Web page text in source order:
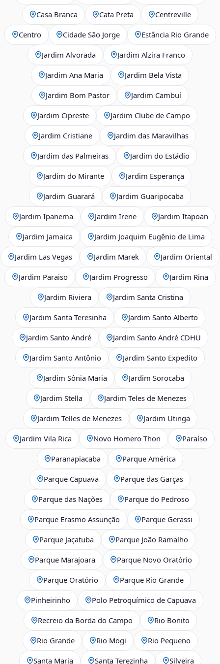
Casa Branca Cata Preta Centreville
Centro Cidade São Jorge Estância Rio Grande
Jardim Alvorada Jardim Alzira Franco
Jardim Ana Maria Jardim Bela Vista
Jardim Bom Pastor Jardim Cambuí
Jardim Cipreste Jardim Clube de Campo
Jardim Cristiane Jardim das Maravilhas
Jardim das Palmeiras Jardim do Estádio
Jardim do Mirante Jardim Esperança
Jardim Guarará Jardim Guaripocaba
Jardim Ipanema Jardim Irene Jardim Itapoan
Jardim Jamaica Jardim Joaquim Eugênio de Lima
Jardim Las Vegas Jardim Marek Jardim Oriental
Jardim Paraiso Jardim Progresso Jardim Rina
Jardim Riviera Jardim Santa Cristina
Jardim Santa Teresinha Jardim Santo Alberto
Jardim Santo André Jardim Santo André CDHU
Jardim Santo Antônio Jardim Santo Expedito
Jardim Sônia Maria Jardim Sorocaba
Jardim Stella Jardim Teles de Menezes
Jardim Telles de Menezes Jardim Utinga
Jardim Vila Rica Novo Homero Thon Paraíso
Paranapiacaba Parque América
Parque Capuava Parque das Garças
Parque das Nações Parque do Pedroso
Parque Erasmo Assunção Parque Gerassi
Parque Jaçatuba Parque João Ramalho
Parque Marajoara Parque Novo Oratório
Parque Oratório Parque Rio Grande
Pinheirinho Polo Petroquímico de Capuava
Recreio da Borda do Campo Rio Bonito
Rio Grande Rio Mogi Rio Pequeno
Santa Maria Santa Terezinha Silveira